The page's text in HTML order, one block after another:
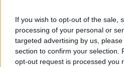
If you wish to opt-out of the sale,
processing of your personal or
targeted advertising by us,
section to confirm your selection.
opt-out request is processed you